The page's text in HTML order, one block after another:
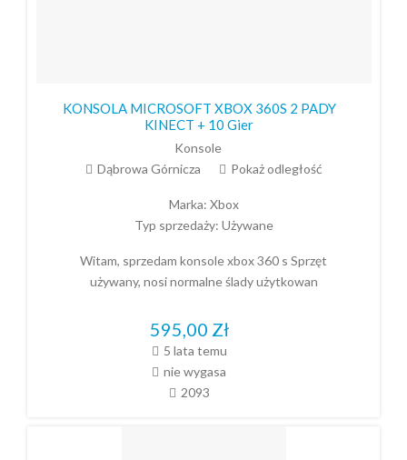
KONSOLA MICROSOFT XBOX 360S 2 PADY
KINECT + 10 Gier
Konsole
Dąbrowa Górnicza
Pokaż odległość
Marka: Xbox
Typ sprzedaży: Używane
Witam, sprzedam konsole xbox 360 s Sprzęt
używany, nosi normalne ślady użytkowan
595,00 Zł
5 lata temu
nie wygasa
2093